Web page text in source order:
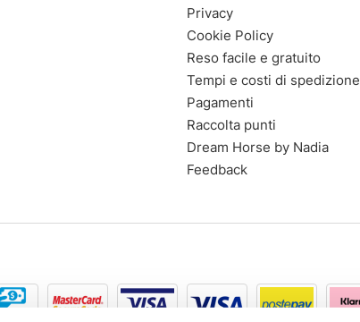
Privacy
Cookie Policy
Reso facile e gratuito
Tempi e costi di spedizione
Pagamenti
Raccolta punti
Dream Horse by Nadia
Feedback